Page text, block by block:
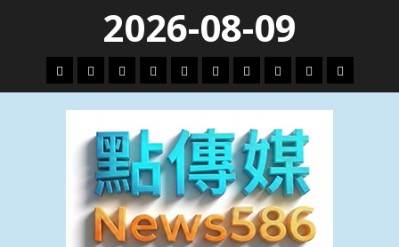
content
2026-08-09
頭
條
財
經
地
方.
會
文
教.
技
專
題
娛
樂
劇
政
治
國
際
運
動
生
活